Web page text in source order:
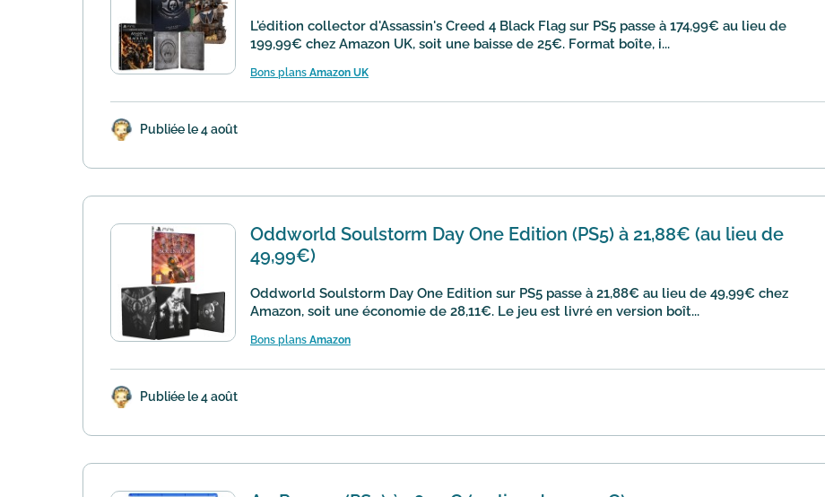
L'édition collector d'Assassin's Creed 4 Black Flag sur PS5 passe à 174,99€ au lieu de
199,99€ chez Amazon UK, soit une baisse de 25€. Format boîte, i...
Bons plans Amazon UK
Publiée le 4 août
Oddworld Soulstorm Day One Edition (PS5) à 21,88€ (au lieu de
49,99€)
Oddworld Soulstorm Day One Edition sur PS5 passe à 21,88€ au lieu de 49,99€ chez
Amazon, soit une économie de 28,11€. Le jeu est livré en version boît...
Bons plans Amazon
Publiée le 4 août